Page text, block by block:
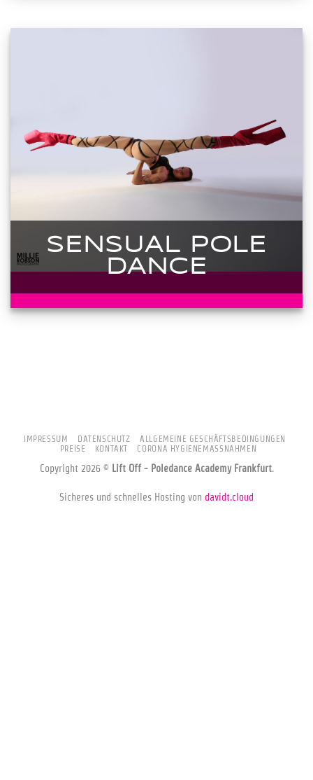
SENSUAL POLE
DANCE
IMPRESSUM DATENSCHUTZ
ALLGEMEINE GESCHÄFTSBEDINGUNGEN
PREISE
KONTAKT CORONA HYGIENEMASSNAHMEN
Copyright 2026 © Lift Off - Poledance Academy Frankfurt.
Sicheres und schnelles Hosting von davidt.cloud